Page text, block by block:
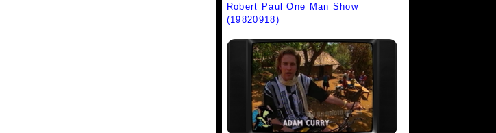
Robert Paul One Man Show
(19820918)